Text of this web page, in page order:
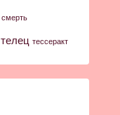
смерть
телец тессеракт